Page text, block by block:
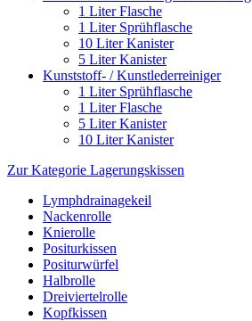
1 Liter Flasche
1 Liter Sprühflasche
10 Liter Kanister
5 Liter Kanister
Kunststoff- / Kunstlederreiniger
1 Liter Sprühflasche
1 Liter Flasche
5 Liter Kanister
10 Liter Kanister
Zur Kategorie Lagerungskissen
Lymphdrainagekeil
Nackenrolle
Knierolle
Positurkissen
Positurwürfel
Halbrolle
Dreiviertelrolle
Kopfkissen